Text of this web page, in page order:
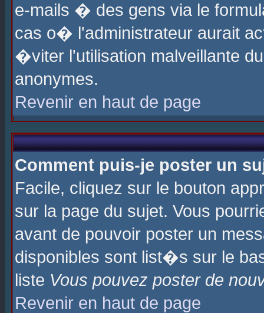
e-mails � des gens via le
cas o� l'administrateur aurait
�viter l'utilisation malveillante
anonymes.
Revenir en haut de page
Comment puis-je poster un
Facile, cliquez sur le bouton
sur la page du sujet. Vous
avant de pouvoir poster un
disponibles sont list�s sur le
liste Vous pouvez poster de
Revenir en haut de page